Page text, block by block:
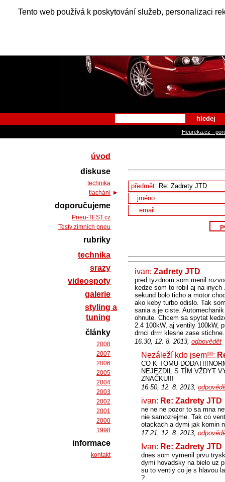
Tento web používá k poskytování služeb, personalizaci
Alfa
hledej
Heureka.cz -
předmět:
jméno:
email:
ivan: Zadrety JTD
pred tyzdnom som menil
kedze som to robil aj na
sekund bolo ticho a motor
ako keby turbo odislo. Tak
sania a je ciste.
ohnute. Chcem sa spytat
2.4 100kW, aj ventily 100kW,
drnci drrrr klesne zase
16.30, 12. 8. 2013, odpovědět
Nezáleží kdo jsem!!!:
CO K TOMU
NEJEZDIL S TÍM.VŽDYT
ZNAČKU!!!
16.50, 12. 8. 2013,
ivan: Re: Zadrety JTD
ne ne ne pozor to sa mna
nie samozrejme. Tak co
otackach a dymi jak komin
17.21, 12. 8. 2013,
Ivan: Re: Zadrety JTD
dnes som vymenil prvu
dymi hovadsky na bielo uz
su to ventiy co je s hlavou
?
úvod
diskuse
technika
tlachání
doporučujeme
Pneu-TEST.cz
Testy zimních pneu
rubriky
technika
srazy
videospoty
galerie
styling a
tuning
články
2008
2007
2006
2005
2004
2003
2002
2001
2000
1998
informace
kontakt